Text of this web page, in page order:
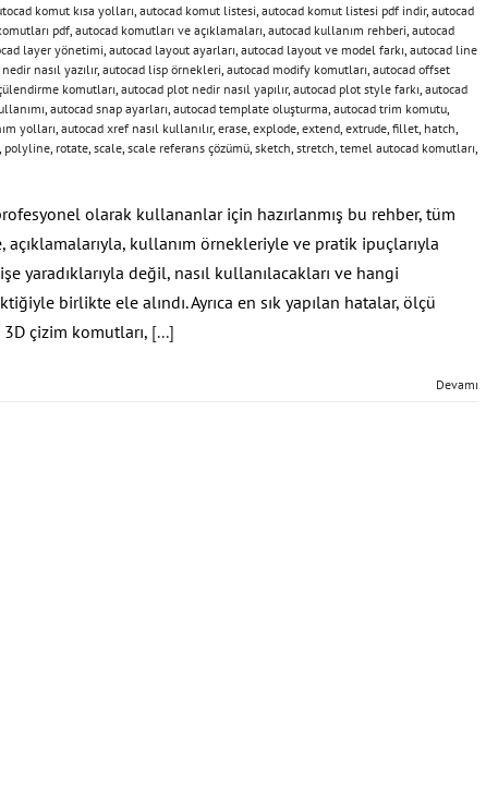
komut kısa yolları autocad komut listesi autocad komut listesi pdf indir, autocad
pdf autocad komutları ve açıklamaları autocad kullanım rehberi autocad
layer yönetimi autocad layout ayarları autocad layout ve model farkı autocad line
nasıl yazılır, autocad lisp örnekleri autocad modify komutları autocad offset
komutları autocad plot nedir nasıl yapılır, autocad plot style farkı autocad
autocad snap ayarları autocad template oluşturma autocad trim komutu
yolları autocad xref nasıl kullanılır, erase explode extend extrude fillet hatch
polyline rotate scale scale referans çözümü sketch stretch temel autocad komutları
olarak kullananlar için hazırlanmış bu rehber, tüm
açıklamalarıyla, kullanım örnekleriyle ve pratik ipuçlarıyla
yaradıklarıyla değil, nasıl kullanılacakları ve hangi
birlikte ele alındı. Ayrıca en sık yapılan hatalar, ölçü
3D çizim komutları, [...]
Devamı